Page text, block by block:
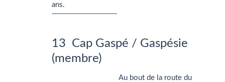
ans.
13 Cap Gaspé / Gaspésie
(membre)
Au bout de la route du